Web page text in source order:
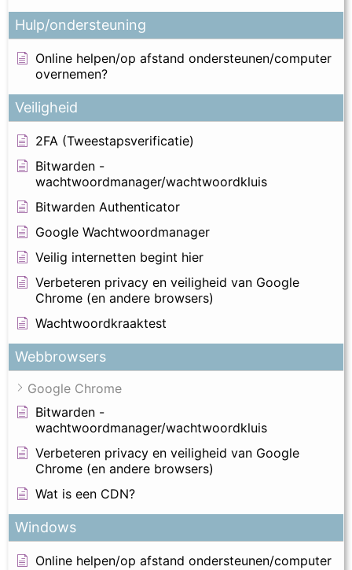
Hulp/ondersteuning
Online helpen/op afstand ondersteunen/computer
overnemen?
Veiligheid
2FA (Tweestapsverificatie)
Bitwarden -
wachtwoordmanager/wachtwoordkluis
Bitwarden Authenticator
Google Wachtwoordmanager
Veilig internetten begint hier
Verbeteren privacy en veiligheid van Google
Chrome (en andere browsers)
Wachtwoordkraaktest
Webbrowsers
Google Chrome
Bitwarden -
wachtwoordmanager/wachtwoordkluis
Verbeteren privacy en veiligheid van Google
Chrome (en andere browsers)
Wat is een CDN?
Windows
Online helpen/op afstand ondersteunen/computer